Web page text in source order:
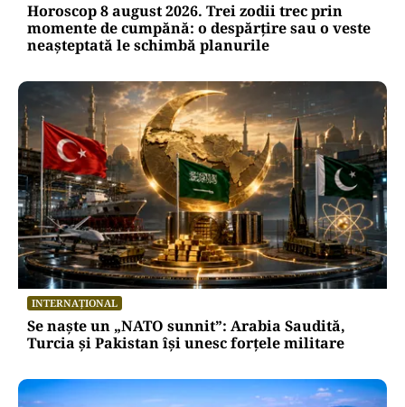
Horoscop 8 august 2026. Trei zodii trec prin
momente de cumpănă: o despărțire sau o veste
neașteptată le schimbă planurile
INTERNAȚIONAL
Se naște un „NATO sunnit”: Arabia Saudită,
Turcia și Pakistan își unesc forțele militare